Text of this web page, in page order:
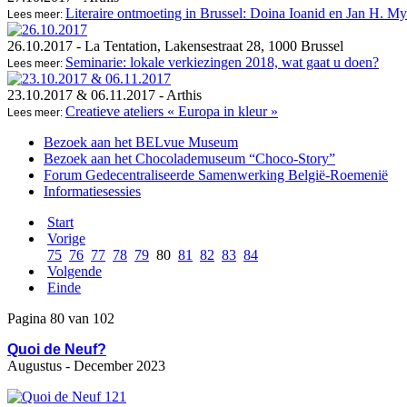
Lees meer: Literaire ontmoeting in Brussel: Doina Ioanid en Jan H.
26.10.2017 - La Tentation, Lakensestraat 28, 1000 Brussel
Lees meer: Seminarie: lokale verkiezingen 2018, wat gaat u doen?
23.10.2017 & 06.11.2017 - Arthis
Lees meer: Creatieve ateliers « Europa in kleur »
Bezoek aan het BELvue Museum
Bezoek aan het Chocolademuseum “Choco-Story”
Forum Gedecentraliseerde Samenwerking België-Roemenië
Informatiesessies
Start
Vorige
75 76 77 78 79 80 81 82 83 84
Volgende
Einde
Pagina 80 van 102
Quoi de Neuf?
Augustus - December 2023